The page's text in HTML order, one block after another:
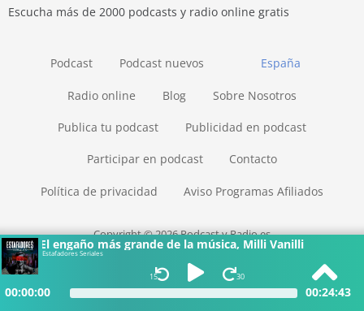
El engaño más grande de la música, Milli Vanilli
Estafadores Seriales
15 30
00:00:00 00:24:43
Escucha más de 2000 podcasts y radio online gratis
España
Podcast Podcast nuevos
Radio online Blog Sobre Nosotros
Publica tu podcast Publicidad en podcast
Participar en podcast Contacto
Política de privacidad Aviso Programas Afiliados
Copyright © 2026 Podcast y Radio.es